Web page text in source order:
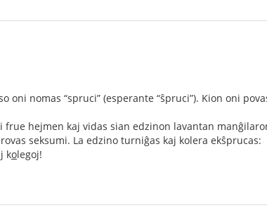
oni nomas “spruci” (esperante “ŝpruci”). Kion oni
frue hejmen kaj vidas sian edzinon lavantan
seksumi. La edzino turniĝas kaj kolera ekŝprucas:
kolegoj!